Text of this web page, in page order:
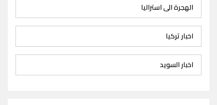
الهجرة الى استراليا
اخبار تركيا
اخبار السويد